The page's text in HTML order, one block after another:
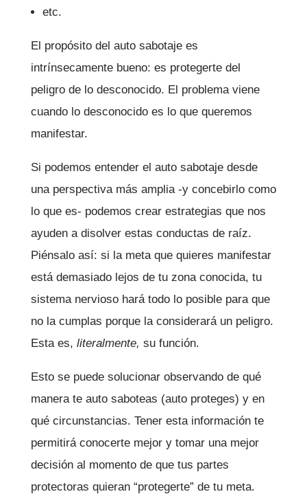
etc.
El propósito del auto sabotaje es
intrínsecamente bueno: es protegerte del
peligro de lo desconocido. El problema viene
cuando lo desconocido es lo que queremos
manifestar.
Si podemos entender el auto sabotaje desde
una perspectiva más amplia -y concebirlo como
lo que es- podemos crear estrategias que nos
ayuden a disolver estas conductas de raíz.
Piénsalo así: si la meta que quieres manifestar
está demasiado lejos de tu zona conocida, tu
sistema nervioso hará todo lo posible para que
no la cumplas porque la considerará un peligro.
Esta es, literalmente, su función.
Esto se puede solucionar observando de qué
manera te auto saboteas (auto proteges) y en
qué circunstancias. Tener esta información te
permitirá conocerte mejor y tomar una mejor
decisión al momento de que tus partes
protectoras quieran “protegerte” de tu meta.